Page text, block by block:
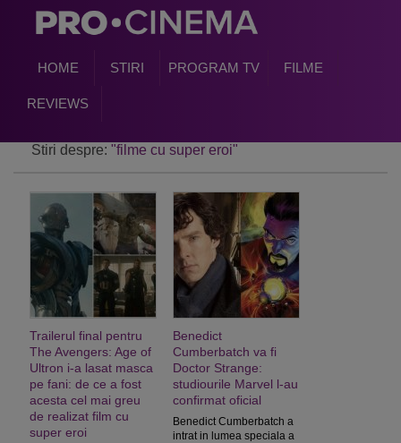
HOME STIRI PROGRAM TV FILME
REVIEWS
Stiri despre: "filme cu super eroi"
Trailerul final pentru
The Avengers: Age of
Ultron i-a lasat masca
pe fani: de ce a fost
acesta cel mai greu
de realizat film cu
super eroi
Benedict
Cumberbatch va fi
Doctor Strange:
studiourile Marvel l-au
confirmat oficial
Benedict Cumberbatch a
intrat in lumea speciala a